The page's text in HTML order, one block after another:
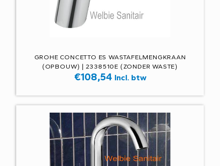
GROHE CONCETTO ES WASTAFELMENGKRAAN
(OPBOUW) | 2338510E (ZONDER WASTE)
€108,54 Incl. btw